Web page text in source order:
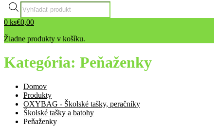
Products
search
0 ks€0,00
Žiadne produkty v košíku.
Kategória: Peňaženky
Domov
Produkty
OXYBAG - Školské tašky, peračníky
Školské tašky a batohy
Peňaženky